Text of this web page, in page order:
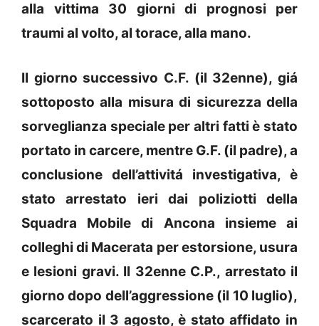
alla vittima 30 giorni di prognosi per
traumi al volto, al torace, alla mano.
Il giorno successivo C.F. (il 32enne), giá
sottoposto alla misura di sicurezza della
sorveglianza speciale per altri fatti è stato
portato in carcere, mentre G.F. (il padre), a
conclusione dell’attivitá investigativa, è
stato arrestato ieri dai poliziotti della
Squadra Mobile di Ancona insieme ai
colleghi di Macerata per estorsione, usura
e lesioni gravi. Il 32enne C.P., arrestato il
giorno dopo dell’aggressione (il 10 luglio),
scarcerato il 3 agosto, è stato affidato in